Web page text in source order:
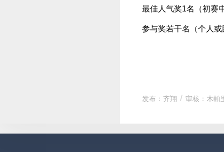
最佳人气奖1名（初赛
参与奖若干名（个人
发布：齐翔 审核：木帕